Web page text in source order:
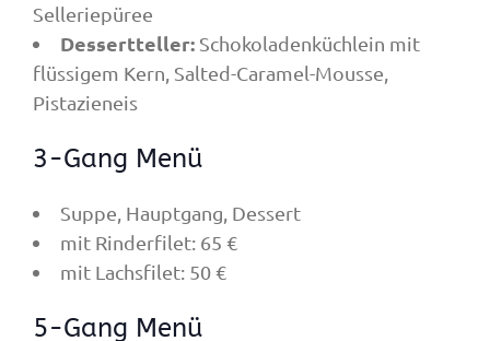
Selleriepüree
Dessertteller: Schokoladenküchlein mit
flüssigem Kern, Salted-Caramel-Mousse,
Pistazieneis
3-Gang Menü
Suppe, Hauptgang, Dessert
mit Rinderfilet: 65 €
mit Lachsfilet: 50 €
5-Gang Menü